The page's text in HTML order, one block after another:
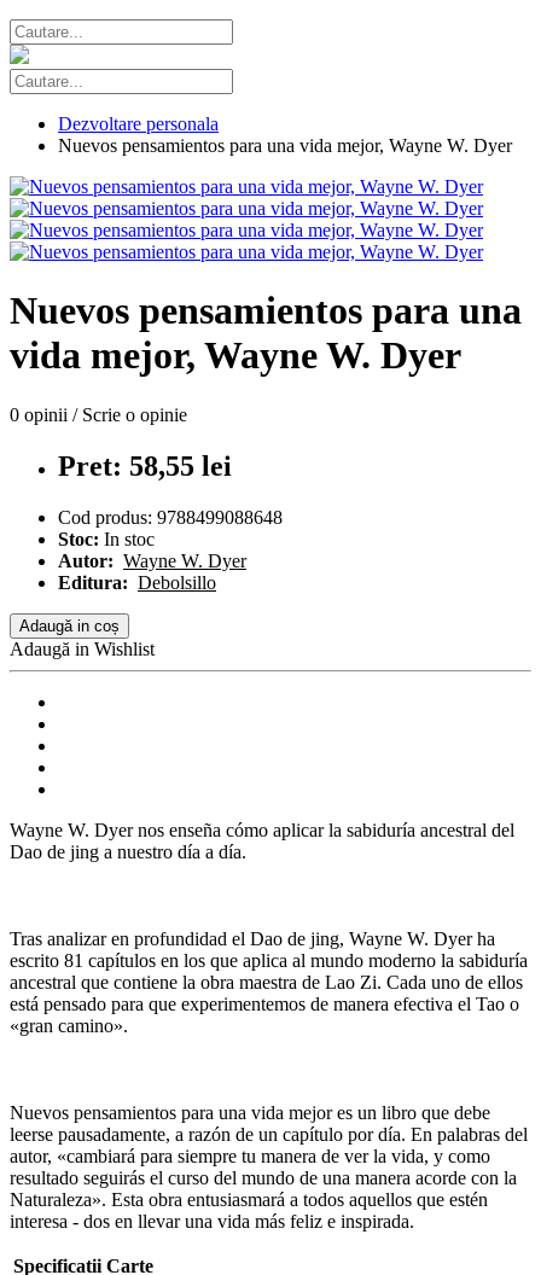
Dezvoltare personala
Nuevos pensamientos para una vida mejor, Wayne W. Dyer
Nuevos pensamientos para una
vida mejor, Wayne W. Dyer
0 opinii / Scrie o opinie
Pret: 58,55 lei
Cod produs: 9788499088648
Stoc: In stoc
Autor: Wayne W. Dyer
Editura: Debolsillo
Adaugă in coș
Adaugă in Wishlist
Wayne W. Dyer nos enseña cómo aplicar la sabiduría ancestral del
Dao de jing a nuestro día a día.
Tras analizar en profundidad el Dao de jing, Wayne W. Dyer ha
escrito 81 capítulos en los que aplica al mundo moderno la sabiduría
ancestral que contiene la obra maestra de Lao Zi. Cada uno de ellos
está pensado para que experimentemos de manera efectiva el Tao o
«gran camino».
Nuevos pensamientos para una vida mejor es un libro que debe
leerse pausadamente, a razón de un capítulo por día. En palabras del
autor, «cambiará para siempre tu manera de ver la vida, y como
resultado seguirás el curso del mundo de una manera acorde con la
Naturaleza». Esta obra entusiasmará a todos aquellos que estén
interesa - dos en llevar una vida más feliz e inspirada.
Specificatii Carte